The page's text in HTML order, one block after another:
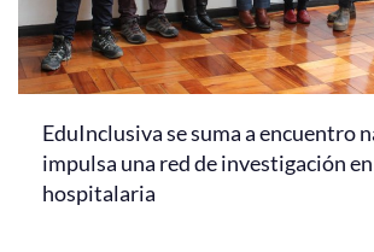
EduInclusiva se suma a encuentro
impulsa una red de investigación
hospitalaria